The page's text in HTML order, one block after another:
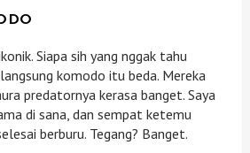
Siapa sih yang nggak tahu
komodo itu beda. Mereka
predatornya kerasa banget. Saya
di sana, dan sempat ketemu
berburu. Tegang? Banget.